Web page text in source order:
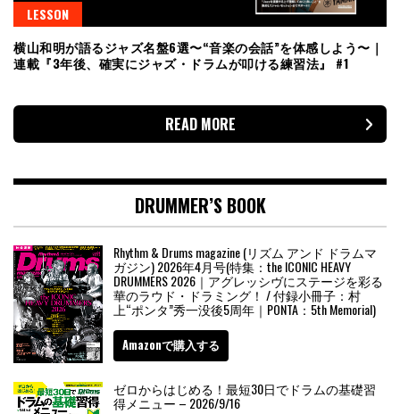
LESSON
横山和明が語るジャズ名盤6選〜“音楽の会話”を体感しよう〜｜
連載『3年後、確実にジャズ・ドラムが叩ける練習法』 #1
READ MORE
DRUMMER’S BOOK
Rhythm & Drums magazine (リズム アンド ドラムマ
ガジン) 2026年4月号(特集：the ICONIC HEAVY
DRUMMERS 2026｜アグレッシヴにステージを彩る
華のラウド・ドラミング！ / 付録小冊子：村
上“ポンタ”秀一没後5周年｜PONTA：5th Memorial)
Amazonで購入する
ゼロからはじめる！最短30日でドラムの基礎習
得メニュー – 2026/9/16